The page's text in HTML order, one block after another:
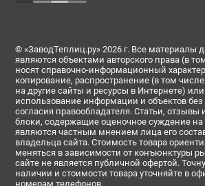
© «ЗаводТеплиц.ру» 2026 г. Все материалы
являются объектами авторского права (в
носят справочно-информационный
копирование, распространение (в том
на другие сайты и ресурсы в Интернете)
использование информации и объектов без
согласия правообладателя. Статьи,
блоки, содержащие оценочное суждение на
являются частным мнением лица его
владельца сайта. Стоимость товара
меняться в зависимости от конъюнктуры
сайте не является публичной офертой.
наличии и стоимости товара уточняйте в
номерам телефонов.